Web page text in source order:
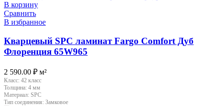
В корзину
Сравнить
В избранное
Кварцевый SPC ламинат Fargo Comfort Дуб
Флоренция 65W965
2 590.00 ₽ м²
Класс: 42 класс
Толщина: 4 мм
Материал: SPC
Тип соединения: Замковое